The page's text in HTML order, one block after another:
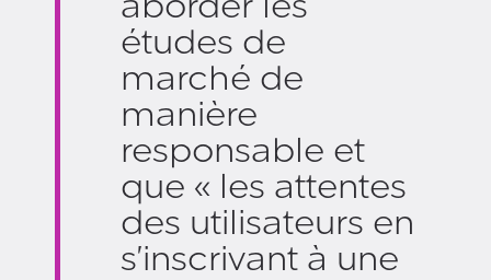
études de
marché de
manière
responsable et
que « les attentes
des utilisateurs en
s'inscrivant à une